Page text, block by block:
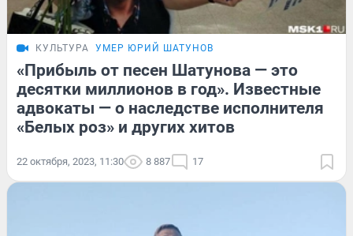
КУЛЬТУРА УМЕР ЮРИЙ ШАТУНОВ
«Прибыль от песен Шатунова — это
десятки миллионов в год». Известные
адвокаты — о наследстве исполнителя
«Белых роз» и других хитов
22 октября, 2023, 11:30 8 887 17